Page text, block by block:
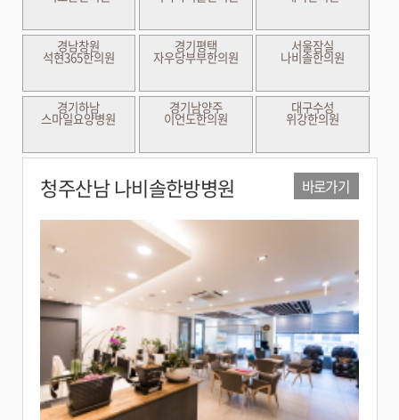
경남창원
석현365한의원
경기평택
자우당부부한의원
서울잠실
나비솔한의원
경기하남
스마일요양병원
경기남양주
이언도한의원
대구수성
위강한의원
청주산남 나비솔한방병원 바로가기